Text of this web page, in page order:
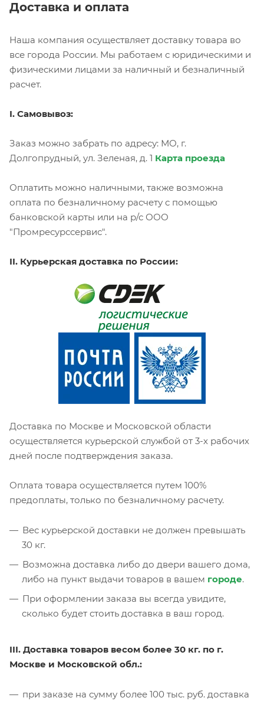
Доставка и оплата
Наша компания осуществляет доставку товара во
все города России. Мы работаем с юридическими и
физическими лицами за наличный и безналичный
расчет.
I. Самовывоз:
Заказ можно забрать по адресу: МО, г.
Долгопрудный, ул. Зеленая, д. 1 Карта проезда
Оплатить можно наличными, также возможна
оплата по безналичному расчету с помощью
банковской карты или на р/с ООО
"Промресурссервис".
II. Курьерская доставка по России:
Доставка по Москве и Московской области
осуществляется курьерской службой от 3-х рабочих
дней после подтверждения заказа.
Оплата товара осуществляется путем 100%
предоплаты, только по безналичному расчету.
Вес курьерской доставки не должен превышать
30 кг.
Возможна доставка либо до двери вашего дома,
либо на пункт выдачи товаров в вашем городе.
При оформлении заказа вы всегда увидите,
сколько будет стоить доставка в ваш город.
III. Доставка товаров весом более 30 кг. по г.
Москве и Московской обл.:
при заказе на сумму более 100 тыс. руб. доставка